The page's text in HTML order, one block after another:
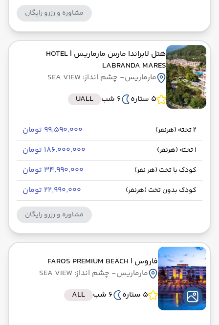
مشاوره و رزرو رایگان
هتل لابراندا مارس مارماریس | HOTEL
LABRANDA MARES
مارماریس- چشم انداز: SEA VIEW
5 ستاره
6 شب UALL
2 تخته (هرنفر) ۹۹٬۵۹۰٬۰۰۰ تومان
1 تخته (هرنفر) ۱۸۶٬۰۰۰٬۰۰۰ تومان
کودک با تخت (هر نفر) ۳۴٬۹۹۰٬۰۰۰ تومان
کودک بدون تخت (هرنفر) ۲۲٬۹۹۰٬۰۰۰ تومان
مشاوره و رزرو رایگان
فاروس | FAROS PREMIUM BEACH
مارماریس- چشم انداز: SEA VIEW
5 ستاره
6 شب ALL